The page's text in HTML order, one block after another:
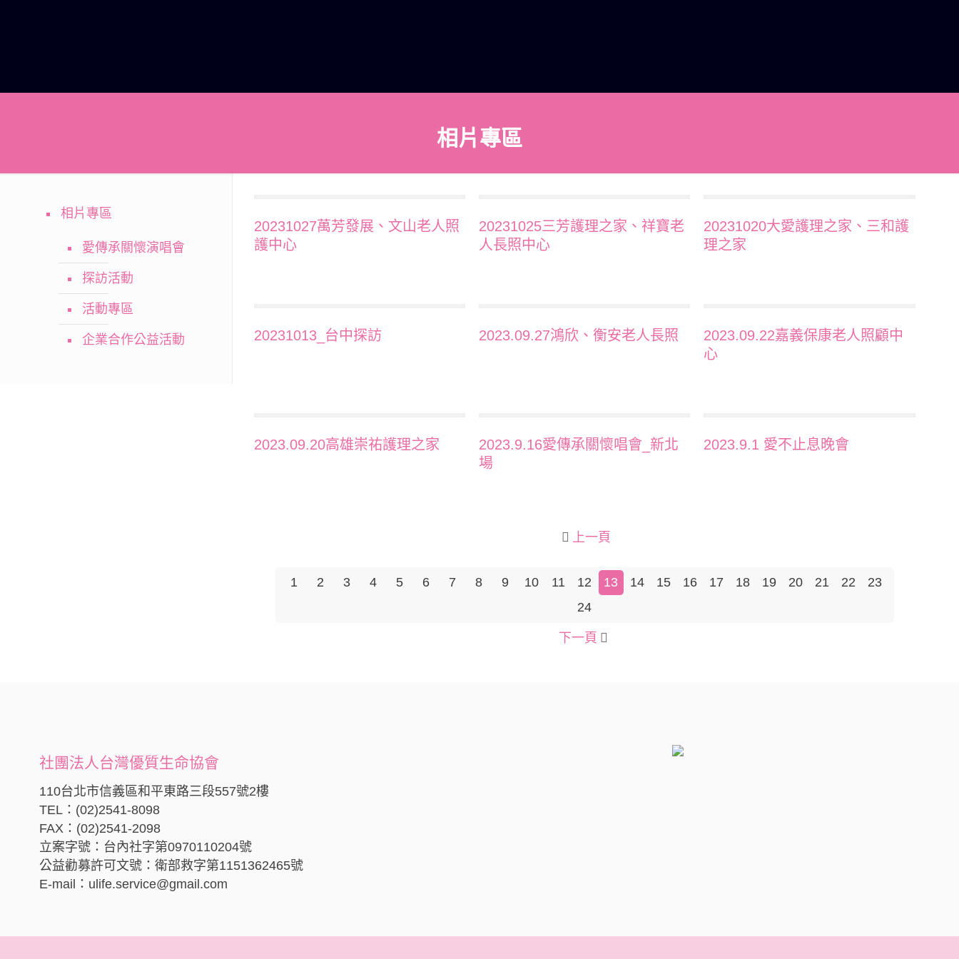
相片專區
20231027萬芳發展、文山老人照
護中心
20231025三芳護理之家、祥寶老
人長照中心
20231020大愛護理之家、三和護
理之家
20231013_台中探訪 2023.09.27鴻欣、衡安老人長照
2023.09.22嘉義保康老人照顧中
心
2023.09.20高雄崇祐護理之家
2023.9.16愛傳承關懷唱會_新北
場
2023.9.1 愛不止息晚會
上一頁
1 2 3 4 5 6 7 8 9 10 11 12 13 14 15 16 17 18 19 20 21 22
23
24
下一頁
相片專區
愛傳承關懷演唱會
探訪活動
活動專區
企業合作公益活動
社團法人台灣優質生命協會
110台北市信義區和平東路三段557號2樓
TEL：(02)2541-8098
FAX：(02)2541-2098
立案字號：台內社字第0970110204號
公益勸募許可文號：衛部救字第1151362465號
E-mail：ulife.service@gmail.com